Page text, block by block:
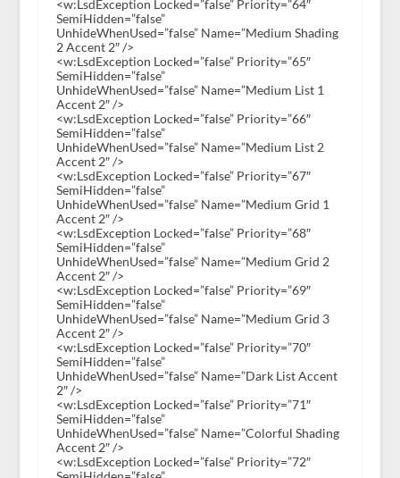
<w:LsdException Locked=”false” Priority=”64″
SemiHidden=”false”
UnhideWhenUsed=”false” Name=”Medium Shading
2 Accent 2″ />
<w:LsdException Locked=”false” Priority=”65″
SemiHidden=”false”
UnhideWhenUsed=”false” Name=”Medium List 1
Accent 2″ />
<w:LsdException Locked=”false” Priority=”66″
SemiHidden=”false”
UnhideWhenUsed=”false” Name=”Medium List 2
Accent 2″ />
<w:LsdException Locked=”false” Priority=”67″
SemiHidden=”false”
UnhideWhenUsed=”false” Name=”Medium Grid 1
Accent 2″ />
<w:LsdException Locked=”false” Priority=”68″
SemiHidden=”false”
UnhideWhenUsed=”false” Name=”Medium Grid 2
Accent 2″ />
<w:LsdException Locked=”false” Priority=”69″
SemiHidden=”false”
UnhideWhenUsed=”false” Name=”Medium Grid 3
Accent 2″ />
<w:LsdException Locked=”false” Priority=”70″
SemiHidden=”false”
UnhideWhenUsed=”false” Name=”Dark List Accent
2″ />
<w:LsdException Locked=”false” Priority=”71″
SemiHidden=”false”
UnhideWhenUsed=”false” Name=”Colorful Shading
Accent 2″ />
<w:LsdException Locked=”false” Priority=”72″